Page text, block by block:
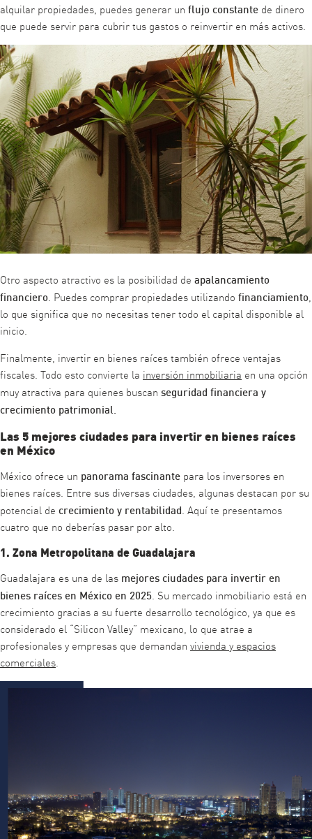
alquilar propiedades, puedes generar un flujo constante de dinero
que puede servir para cubrir tus gastos o reinvertir en más activos.
Otro aspecto atractivo es la posibilidad de apalancamiento
financiero. Puedes comprar propiedades utilizando financiamiento,
lo que significa que no necesitas tener todo el capital disponible al
inicio.
Finalmente, invertir en bienes raíces también ofrece ventajas
fiscales. Todo esto convierte la inversión inmobiliaria en una opción
muy atractiva para quienes buscan seguridad financiera y
crecimiento patrimonial.
Las 5 mejores ciudades para invertir en bienes raíces
en México
México ofrece un panorama fascinante para los inversores en
bienes raíces. Entre sus diversas ciudades, algunas destacan por su
potencial de crecimiento y rentabilidad. Aquí te presentamos
cuatro que no deberías pasar por alto.
1. Zona Metropolitana de Guadalajara
Guadalajara es una de las mejores ciudades para invertir en
bienes raíces en México en 2025. Su mercado inmobiliario está en
crecimiento gracias a su fuerte desarrollo tecnológico, ya que es
considerado el “Silicon Valley” mexicano, lo que atrae a
profesionales y empresas que demandan vivienda y espacios
comerciales.